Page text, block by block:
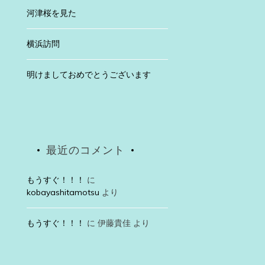
河津桜を見た
横浜訪問
明けましておめでとうございます
最近のコメント
もうすぐ！！！
に
kobayashitamotsu より
もうすぐ！！！ に伊藤貴佳 より